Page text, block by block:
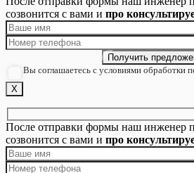
созвонится с вами и про
Вы соглашаетесь с условиями обработки
Х
После отправки формы наш инженер
созвонится с вами и про